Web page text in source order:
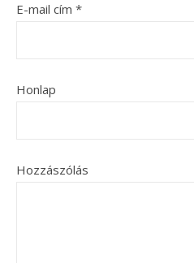
E-mail cím *
Honlap
Hozzászólás